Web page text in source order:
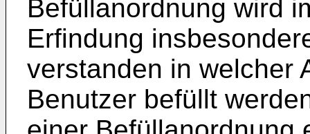
Befüllanordnung wird
Erfindung
verstanden in welcher
Benutzer befüllt